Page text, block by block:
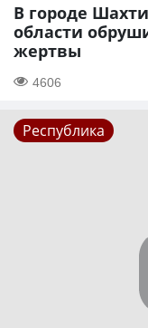
В городе
области
жертвы
4606
Республика